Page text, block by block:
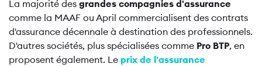
La majorité des grandes compagnies d'assurance
comme la MAAF ou April commercialisent des contrats
d'assurance décennale à destination des professionnels.
D'autres sociétés, plus spécialisées comme Pro BTP, en
proposent également. Le prix de l'assurance